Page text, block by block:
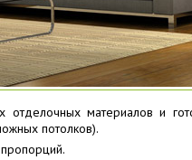
материалов и
потолков).